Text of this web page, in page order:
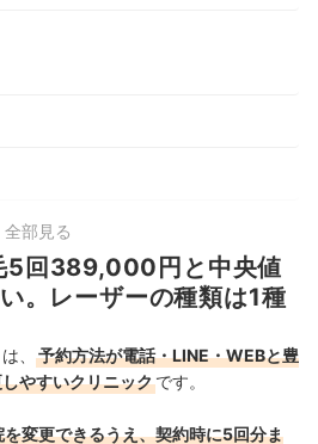
全部見る
5回389,000円と中央値
。レーザーの種類は1種
、
予約方法が電話・LINE・WEBと豊
やすいクリニックです。
変更できるうえ、契約時に5回分ま